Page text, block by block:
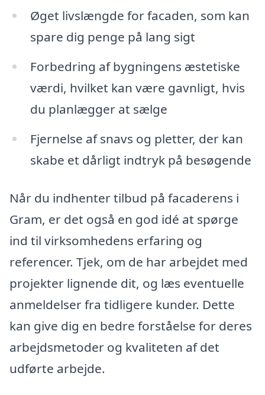
Øget livslængde for facaden, som kan
spare dig penge på lang sigt
Forbedring af bygningens æstetiske
værdi, hvilket kan være gavnligt, hvis
du planlægger at sælge
Fjernelse af snavs og pletter, der kan
skabe et dårligt indtryk på besøgende
Når du indhenter tilbud på facaderens i
Gram, er det også en god idé at spørge
ind til virksomhedens erfaring og
referencer. Tjek, om de har arbejdet med
projekter lignende dit, og læs eventuelle
anmeldelser fra tidligere kunder. Dette
kan give dig en bedre forståelse for deres
arbejdsmetoder og kvaliteten af det
udførte arbejde.